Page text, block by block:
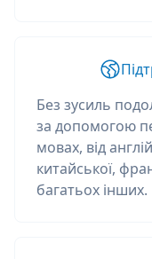
Без зусиль
за допомогою
мовах, від
китайської,
багатьох інших.